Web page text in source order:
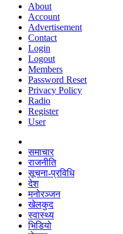
About
Account
Advertisement
Contact
Login
Logout
Members
Password Reset
Privacy Policy
Radio
Register
User
समाचार
राजनीति
सूचना-प्रविधि
देश
मनोरञ्जन
खेलकुद
स्वास्थ्य
भिडियो